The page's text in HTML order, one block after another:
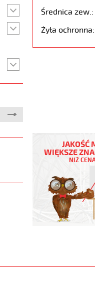
Średnica zew.:
Żyła ochronna:
4G2,5
Kabel
450/750V
kolorowe
https://
sklep.pl/
750-
JAKOŚĆ
WIĘKSZE
NIŻ